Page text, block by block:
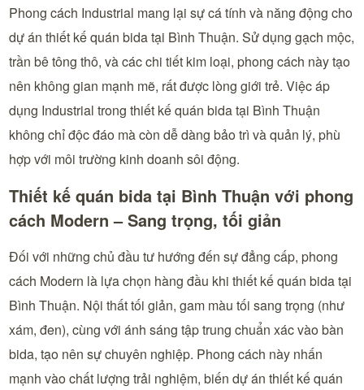
Phong cách Industrial mang lại sự cá tính và năng động cho
dự án thiết kế quán bida tại Bình Thuận. Sử dụng gạch mộc,
trần bê tông thô, và các chi tiết kim loại, phong cách này tạo
nên không gian mạnh mẽ, rất được lòng giới trẻ. Việc áp
dụng Industrial trong thiết kế quán bida tại Bình Thuận
không chỉ độc đáo mà còn dễ dàng bảo trì và quản lý, phù
hợp với môi trường kinh doanh sôi động.
Thiết kế quán bida tại Bình Thuận với phong
cách Modern – Sang trọng, tối giản
Đối với những chủ đầu tư hướng đến sự đẳng cấp, phong
cách Modern là lựa chọn hàng đầu khi thiết kế quán bida tại
Bình Thuận. Nội thất tối giản, gam màu tối sang trọng (như
xám, đen), cùng với ánh sáng tập trung chuẩn xác vào bàn
bida, tạo nên sự chuyên nghiệp. Phong cách này nhấn
mạnh vào chất lượng trải nghiệm, biến dự án thiết kế quán